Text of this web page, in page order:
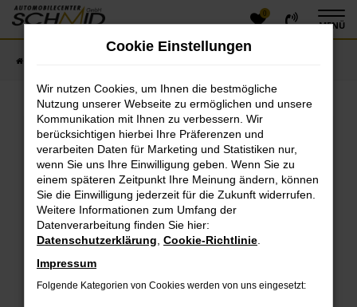
Zum
Hauptinhalt
0
MENÜ
Fehler: Network Error
Beim Laden ist ein Fehler aufgetreten.
Hier sind ein paar Tipps, die dir helfen können:
Überprüfe deine Firewall und deine
Internetverbindung.
Laden andere Webseiten, zum Beispiel deine
Suchmaschine?
Prüfe deine Browsererweiterungen.
Cookie Einstellungen
Wir nutzen Cookies, um Ihnen die bestmögliche
Nutzung unserer Webseite zu ermöglichen und unsere
Kommunikation mit Ihnen zu verbessern. Wir
berücksichtigen hierbei Ihre Präferenzen und
verarbeiten Daten für Marketing und Statistiken nur,
wenn Sie uns Ihre Einwilligung geben. Wenn Sie zu
einem späteren Zeitpunkt Ihre Meinung ändern, können
Sie die Einwilligung jederzeit für die Zukunft widerrufen.
Weitere Informationen zum Umfang der
Datenverarbeitung finden Sie hier:
Datenschutzerklärung Cookie-Richtlinie
Impressum
Folgende Kategorien von Cookies werden von uns eingesetzt: